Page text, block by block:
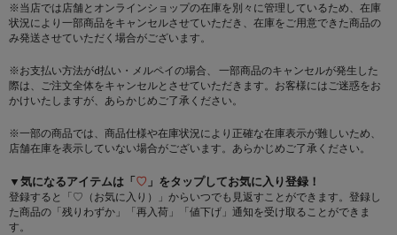
※当店では店舗とオンラインショップの在庫を別々に管理しているため、在庫
状況により一部商品をキャンセルさせていただき、在庫をご用意できた商品の
み発送させていただく場合がございます。
※お支払い方法がd払い・メルペイの場合、 一部商品のキャンセルが発生した
際は、ご注文全体をキャンセルとさせていただきます。お客様にはご迷惑をお
かけいたしますが、あらかじめご了承ください。
※一部の商品では、商品仕様や在庫状況により正確な在庫表示が難しいため、
店舗在庫を表示していない場合がございます。あらかじめご了承ください。
▼気になるアイテムは「♡ 」をタップしてお気に入り登録！
登録すると「♡（お気に入り）」からいつでも見返すことができます。登録し
た商品の「残りわずか」「再入荷」「値下げ」通知を受け取ることができま
す。